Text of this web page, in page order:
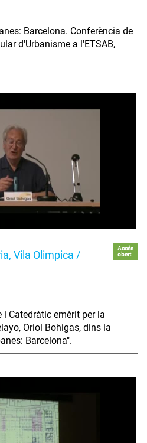
Barcelona. Conferència de
d'Urbanisme a l'ETSAB,
Vila Olimpica /
Accés
obert
i Catedràtic emèrit per la
Oriol Bohigas, dins la
Barcelona".